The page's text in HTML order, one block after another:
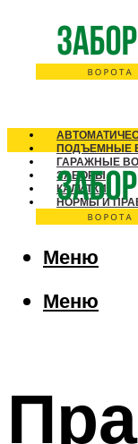
ПОДЪЕМНЫЕ
ГАРАЖНЫЕ
ЗАБОРЫ
КАЛИТКИ
НОРМЫ И
Меню
Меню